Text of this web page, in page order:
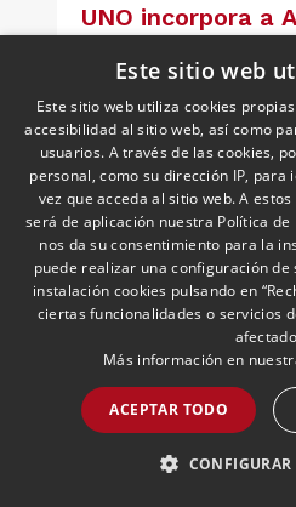
UNO incorpora a
como socio
reforzar el
jurídico y fiscal
logísticoTransporte,
El presidente de UNO
Francisco Aranda, y el
Andersen Iberia, José
han rubricado un
colaboración con el que
entidades trabajarán
empresas logísticas a
gestionar con mayor
sus principales retos
LEER MÁS >>
Este sitio web
Este sitio web utiliza cookies
accesibilidad al sitio web, así como
usuarios. A través de las cookies,
personal, como su dirección IP,
vez que acceda al sitio web. A
será de aplicación nuestra Política de
nos da su consentimiento para la
puede realizar una configuración
instalación cookies pulsando en
ciertas funcionalidades o servicios
Más información en
ACEPTAR TODO
CONFIGURAR